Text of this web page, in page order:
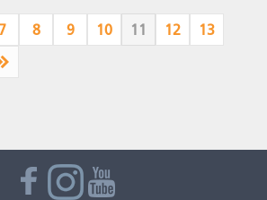
8 9 10 11 12
13